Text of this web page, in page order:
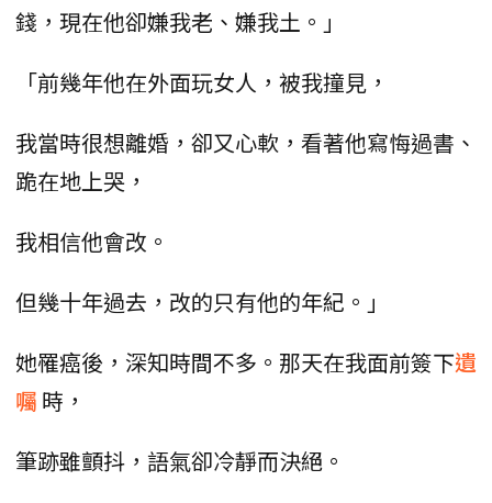
錢，現在他卻嫌我老、嫌我土。」
「前幾年他在外面玩女人，被我撞見，
我當時很想離婚，卻又心軟，看著他寫悔過書、
跪在地上哭，
我相信他會改。
但幾十年過去，改的只有他的年紀。」
她罹癌後，深知時間不多。那天在我面前簽下遺
囑 時，
筆跡雖顫抖，語氣卻冷靜而決絕。